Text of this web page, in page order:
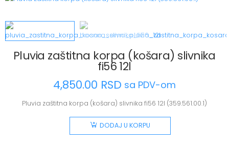
Pluvia zaštitna korpa (košara) slivnika
fi56 12l
4,850.00 RSD sa PDV-om
Pluvia zaštitna korpa (košara) slivnika fi56 12l (359.561.00.1)
DODAJ U KORPU